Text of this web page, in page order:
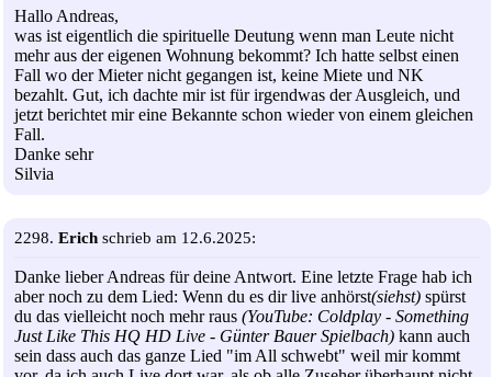
Hallo Andreas,
was ist eigentlich die spirituelle Deutung wenn man Leute nicht
mehr aus der eigenen Wohnung bekommt? Ich hatte selbst einen
Fall wo der Mieter nicht gegangen ist, keine Miete und NK
bezahlt. Gut, ich dachte mir ist für irgendwas der Ausgleich, und
jetzt berichtet mir eine Bekannte schon wieder von einem gleichen
Fall.
Danke sehr
Silvia
2298. Erich schrieb am 12.6.2025:
Danke lieber Andreas für deine Antwort. Eine letzte Frage hab ich
aber noch zu dem Lied: Wenn du es dir live anhörst(siehst) spürst
du das vielleicht noch mehr raus (YouTube: Coldplay - Something
Just Like This HQ HD Live - Günter Bauer Spielbach) kann auch
sein dass auch das ganze Lied "im All schwebt" weil mir kommt